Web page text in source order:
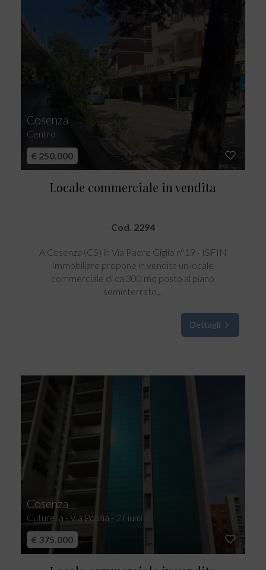
Cosenza
Centro
€ 250.000
Locale commerciale in vendita
Cod. 2294
A Cosenza (CS) in Via Padre Giglio n°19 - ISFIN
Immobiliare propone in vendita un locale
commerciale di ca 300 mq posto al piano
seminterrato...
Dettagli
Cosenza
Cuturella - Via Popilia - 2 Fiumi
€ 375.000